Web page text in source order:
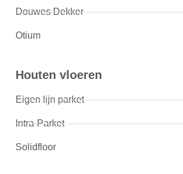
Douwes Dekker
Otium
Houten vloeren
Eigen lijn parket
Intra-Parket
Solidfloor